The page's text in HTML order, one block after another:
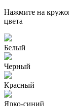
Нажмите на
цвета
Белый
Черный
Красный
Ярко-синий